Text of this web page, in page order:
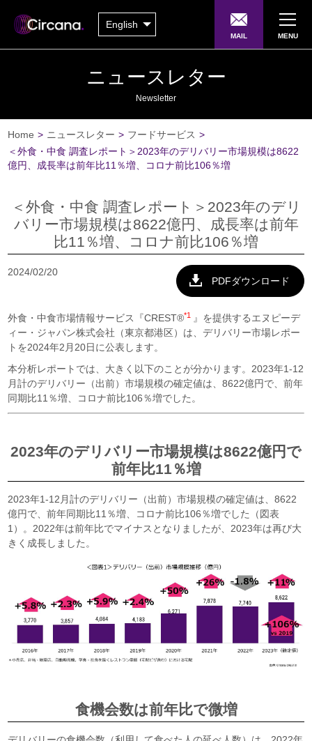
English
MAIL MENU
ニュースレター
Newsletter
Home > ニュースレター > フードサービス >
＜外食・中食 調査レポート＞2023年のデリバリー市場規模は8622
億円、成長率は前年比11％増、コロナ前比106％増
＜外食・中食 調査レポート＞2023年のデリ
バリー市場規模は8622億円、成長率は前年
比11％増、コロナ前比106％増
2024/02/20
PDFダウンロード
外食・中食市場情報サービス『CREST®*1
』を提供するエヌピーデ
ィー・ジャパン株式会社（東京都港区）は、デリバリー市場レポー
トを2024年2月20日に公表します。
本分析レポートでは、大きく以下のことが分かります。2023年1-12
月計のデリバリー（出前）市場規模の確定値は、8622億円で、前年
同期比11％増、コロナ前比106％増でした。
2023年のデリバリー市場規模は8622億円で
前年比11％増
2023年1-12月計のデリバリー（出前）市場規模の確定値は、8622
億円で、前年同期比11％増、コロナ前比106％増でした（図表
1）。2022年は前年比でマイナスとなりましたが、2023年は再び大
きく成長しました。
食機会数は前年比で微増